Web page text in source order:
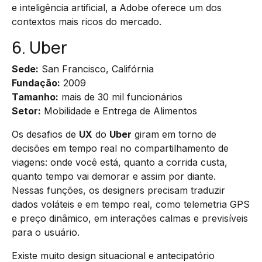
e inteligência artificial, a Adobe oferece um dos
contextos mais ricos do mercado.
6. Uber
Sede: San Francisco, Califórnia
Fundação: 2009
Tamanho: mais de 30 mil funcionários
Setor: Mobilidade e Entrega de Alimentos
Os desafios de UX do Uber giram em torno de
decisões em tempo real no compartilhamento de
viagens: onde você está, quanto a corrida custa,
quanto tempo vai demorar e assim por diante.
Nessas funções, os designers precisam traduzir
dados voláteis e em tempo real, como telemetria GPS
e preço dinâmico, em interações calmas e previsíveis
para o usuário.
Existe muito design situacional e antecipatório